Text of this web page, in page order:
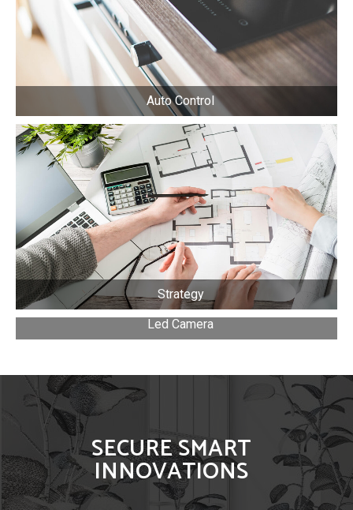
Auto Control
Strategy
Led Camera
SECURE SMART
INNOVATIONS